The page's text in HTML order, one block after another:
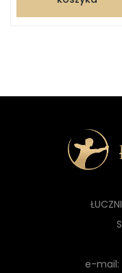
e-mail: